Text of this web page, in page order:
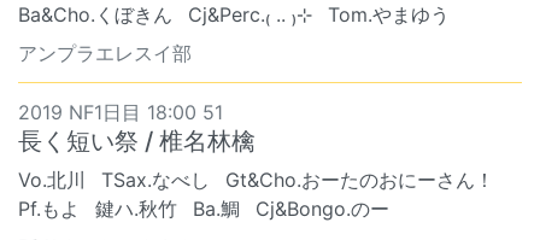
Ba&Cho.くぼきん
Cj&Perc.₍ .. ₎⊹
Tom.やまゆう
アンプラエレスイ部
2019 NF1日目 18:00 51
長く短い祭 / 椎名林檎
Vo.北川 TSax.なべし
Gt&Cho.おーたのおにーさん！
Pf.もよ
鍵ハ.秋竹 Ba.鯛
Cj&Bongo.のー